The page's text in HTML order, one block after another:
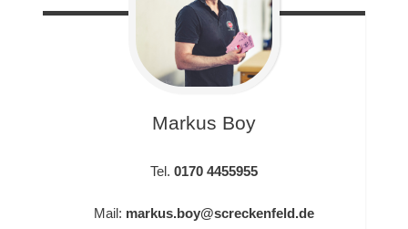
Markus Boy
Tel. 0170 4455955
Mail: markus.boy@screckenfeld.de